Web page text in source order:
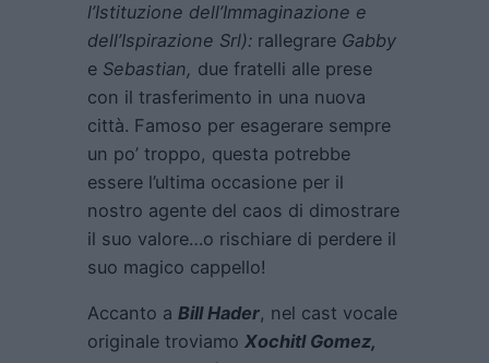
l’Istituzione dell’Immaginazione e
dell’Ispirazione Srl): rallegrare Gabby
e Sebastian, due fratelli alle prese
con il trasferimento in una nuova
città. Famoso per esagerare sempre
un po’ troppo, questa potrebbe
essere l’ultima occasione per il
nostro agente del caos di dimostrare
il suo valore…o rischiare di perdere il
suo magico cappello!
Accanto a Bill Hader, nel cast vocale
originale troviamo Xochitl Gomez,